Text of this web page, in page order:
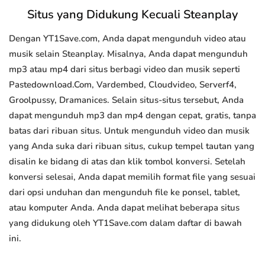
Situs yang Didukung Kecuali Steanplay
Dengan YT1Save.com, Anda dapat mengunduh video atau
musik selain Steanplay. Misalnya, Anda dapat mengunduh
mp3 atau mp4 dari situs berbagi video dan musik seperti
Pastedownload.Com, Vardembed, Cloudvideo, Serverf4,
Groolpussy, Dramanices. Selain situs-situs tersebut, Anda
dapat mengunduh mp3 dan mp4 dengan cepat, gratis, tanpa
batas dari ribuan situs. Untuk mengunduh video dan musik
yang Anda suka dari ribuan situs, cukup tempel tautan yang
disalin ke bidang di atas dan klik tombol konversi. Setelah
konversi selesai, Anda dapat memilih format file yang sesuai
dari opsi unduhan dan mengunduh file ke ponsel, tablet,
atau komputer Anda. Anda dapat melihat beberapa situs
yang didukung oleh YT1Save.com dalam daftar di bawah
ini.